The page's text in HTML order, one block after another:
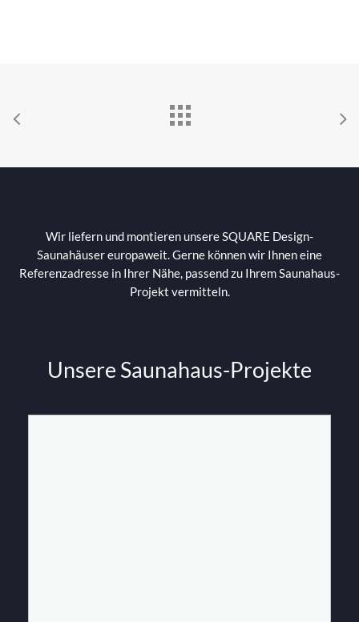
Wir liefern und montieren unsere SQUARE Design-
Saunahäuser europaweit. Gerne können wir Ihnen eine
Referenzadresse in Ihrer Nähe, passend zu Ihrem Saunahaus-
Projekt vermitteln.
Unsere Saunahaus-Projekte